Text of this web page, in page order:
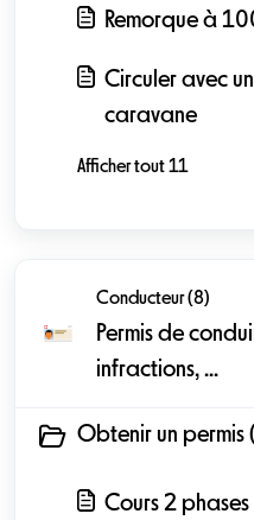
Remorque à
Circuler avec
caravane
Afficher tout 11
Conducteur (8)
Permis de
infractions, ...
Obtenir un permis
Cours 2